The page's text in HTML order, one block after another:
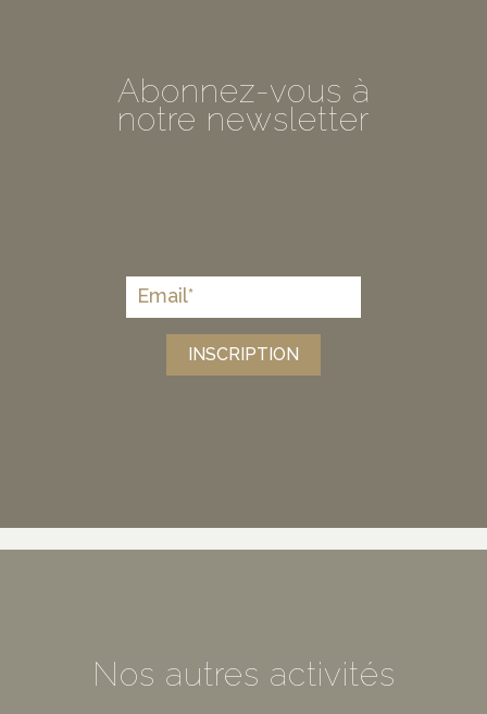
Abonnez-vous à
notre newsletter
INSCRIPTION
Nos autres activités